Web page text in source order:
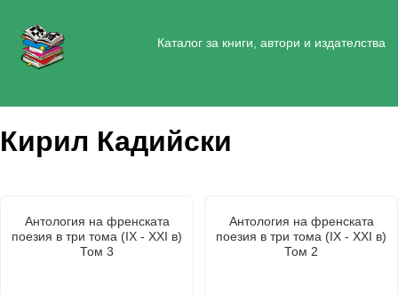
Каталог за книги, автори и издателства
Кирил Кадийски
Антология на френската
поезия в три тома (IX - XXI в)
Том 3
Антология на френската
поезия в три тома (IX - XXI в)
Том 2